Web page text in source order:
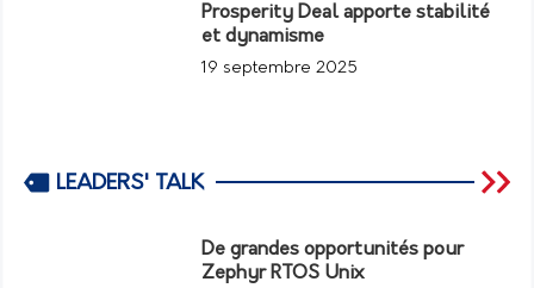
Prosperity Deal apporte stabilité
et dynamisme
19 septembre 2025
LEADERS' TALK
De grandes opportunités pour
Zephyr RTOS Unix